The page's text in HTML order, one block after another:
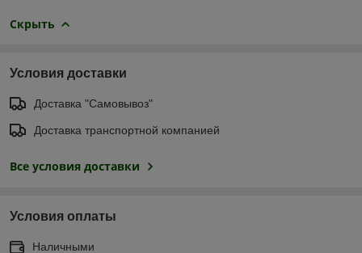
Скрыть
Условия доставки
Доставка "Самовывоз"
Доставка транспортной компанией
Все условия доставки
Условия оплаты
Наличными